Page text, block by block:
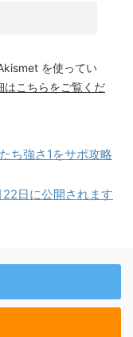
を使ってい
はこちらをご覧くだ
ち強さ1をサポ攻略
日に公開されます